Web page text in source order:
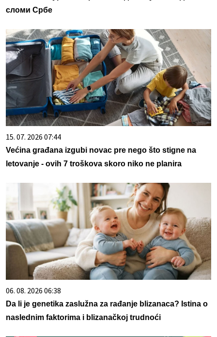
сломи Србе
15. 07. 2026 07:44
Većina građana izgubi novac pre nego što stigne na
letovanje - ovih 7 troškova skoro niko ne planira
06. 08. 2026 06:38
Da li je genetika zaslužna za rađanje blizanaca? Istina o
naslednim faktorima i blizanačkoj trudnoći